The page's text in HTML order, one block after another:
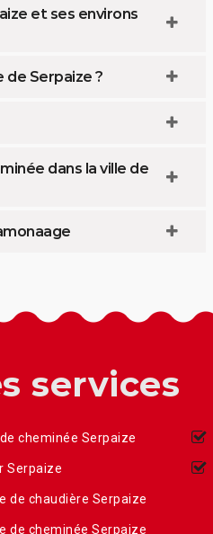
et ses environs
Serpaize ?
dans la ville de
services
cheminée Serpaize
Serpaize
de chaudière Serpaize
de cheminée Serpaize